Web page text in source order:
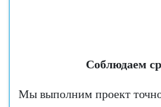
Соблюдаем
Мы выполним проект точно